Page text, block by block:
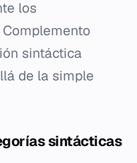
los
sintáctica
de la simple
sintácticas